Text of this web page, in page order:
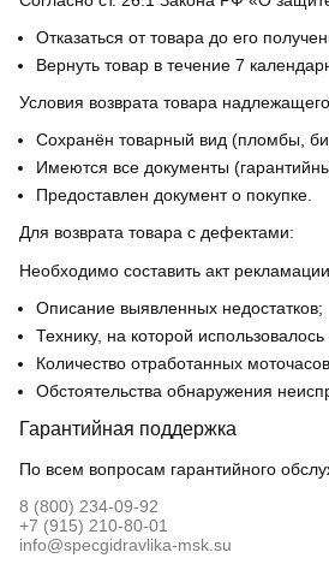
Отказаться от товара до его
Вернуть товар в течение 7
Условия возврата товара
Сохранён товарный вид (пломбы,
Имеются все документы
Предоставлен документ о покупке.
Для возврата товара с дефектами:
Необходимо составить акт
Описание выявленных недостатков;
Технику, на которой
Количество отработанных
Обстоятельства обнаружения
Гарантийная поддержка
По всем вопросам гарантийного
8 (800) 234-09-92
+7 (915) 210-80-01
info@specgidravlika-msk.su